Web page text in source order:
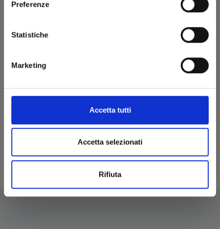
Preferenze
Statistiche
Marketing
Accetta tutti
Accetta selezionati
Rifiuta
RIPPER n. 1
21/04/2026
€ 7,90